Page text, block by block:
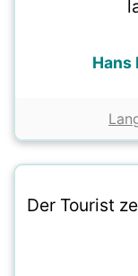
Hans
Der Tourist